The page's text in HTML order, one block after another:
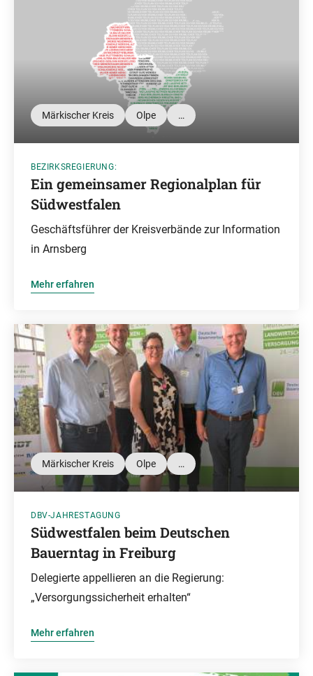
Märkischer Kreis Olpe …
BEZIRKSREGIERUNG:
Ein gemeinsamer Regionalplan für
Südwestfalen
Geschäftsführer der Kreisverbände zur Information
in Arnsberg
Mehr erfahren
Märkischer Kreis Olpe …
DBV-JAHRESTAGUNG
Südwestfalen beim Deutschen
Bauerntag in Freiburg
Delegierte appellieren an die Regierung:
„Versorgungssicherheit erhalten“
Mehr erfahren